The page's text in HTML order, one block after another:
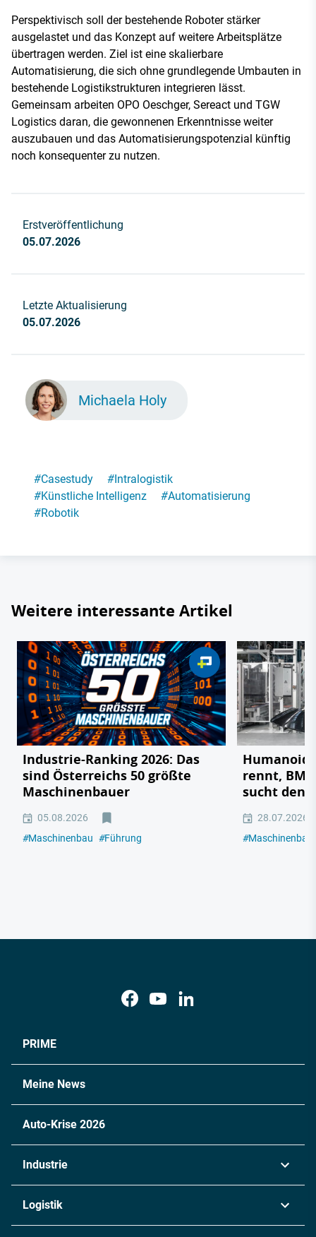
Perspektivisch soll der bestehende Roboter stärker
ausgelastet und das Konzept auf weitere Arbeitsplätze
übertragen werden. Ziel ist eine skalierbare
Automatisierung, die sich ohne grundlegende Umbauten in
bestehende Logistikstrukturen integrieren lässt.
Gemeinsam arbeiten OPO Oeschger, Sereact und TGW
Logistics daran, die gewonnenen Erkenntnisse weiter
auszubauen und das Automatisierungspotenzial künftig
noch konsequenter zu nutzen.
Erstveröffentlichung
05.07.2026
Letzte Aktualisierung
05.07.2026
Michaela Holy
#Casestudy #Intralogistik
#Künstliche Intelligenz #Automatisierung
#Robotik
Weitere interessante Artikel
Industrie-Ranking 2026: Das
sind Österreichs 50 größte
Maschinenbauer
05.08.2026
#Maschinenbau #Führung
rennt,
sucht den
28.07.2026
#Maschinenbau
PRIME
Meine News
Auto-Krise 2026
Industrie
Logistik